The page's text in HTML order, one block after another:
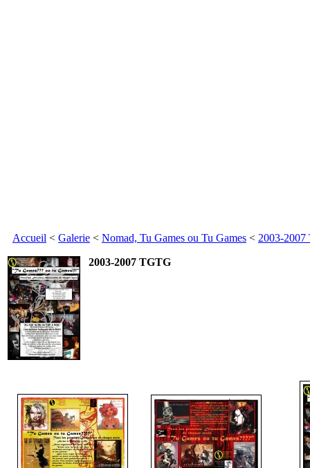
Accueil < Galerie < Nomad, Tu Games ou Tu Games < 2003-
2003-2007 TGTG